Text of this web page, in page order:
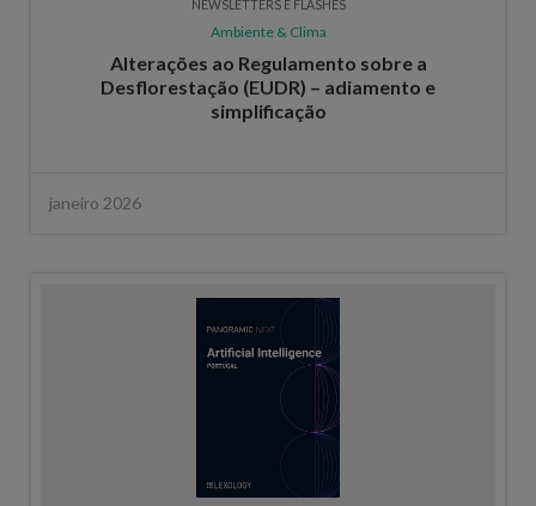
NEWSLETTERS E FLASHES
Ambiente & Clima
Alterações ao Regulamento sobre a
Desflorestação (EUDR) – adiamento e
simplificação
janeiro 2026